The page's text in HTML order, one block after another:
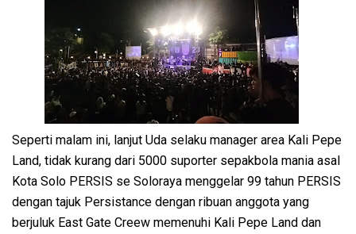
Seperti malam ini, lanjut Uda selaku manager area Kali Pepe
Land, tidak kurang dari 5000 suporter sepakbola mania asal
Kota Solo PERSIS se Soloraya menggelar 99 tahun PERSIS
dengan tajuk Persistance dengan ribuan anggota yang
berjuluk East Gate Creew memenuhi Kali Pepe Land dan